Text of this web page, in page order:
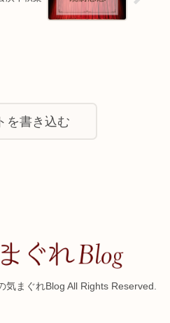
を書き込む
まぐれBlog All Rights Reserved.